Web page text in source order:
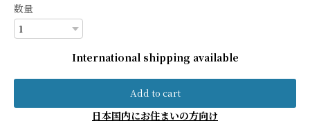
数量
International shipping available
Add to cart
日本国内にお住まいの方向け